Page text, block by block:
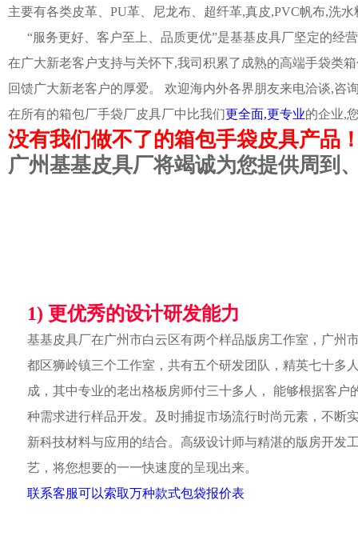
主要有各类皮革、PU革、尼龙布、超纤革,真皮,PVC帆布,洗
“服务更好、客户至上、品质更优”是基基皮具厂坚定的经
在广大新老客户支持与关怀下,我司积累了成熟的高端手袋类
回馈广大新老客户的厚爱。 欢迎海内外各界朋友来电洽谈,咨
在所有的箱包厂手袋厂皮具厂中比我们更全面,更专业的企业,
没有我们做不了的箱包手袋皮具产品
广州基基皮具厂将竭诚为您提供周到
1) 更优秀的设计研发能力
基基皮具厂在广州市白云区有两个样品版房工作室，广州
都区狮岭镇三个工作室，共有五个研发团队，精英七十多
成，其中专业的老出格板房师付三十多人， 能够根据客户
种需求进行样品开发。及时捕捉市场流行时尚元素，不断
新科技材料与应用的结合。高级设计师与精湛的版房开发
艺，将您想要的一一快速度的呈现出来。
联系客服可以索取万种款式包袋报价表